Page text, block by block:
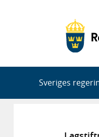
Sveriges